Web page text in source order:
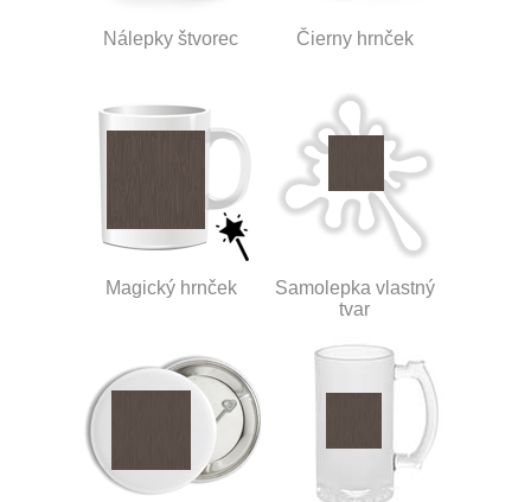
Nálepky štvorec Čierny hrnček
Magický hrnček
Samolepka vlastný
tvar